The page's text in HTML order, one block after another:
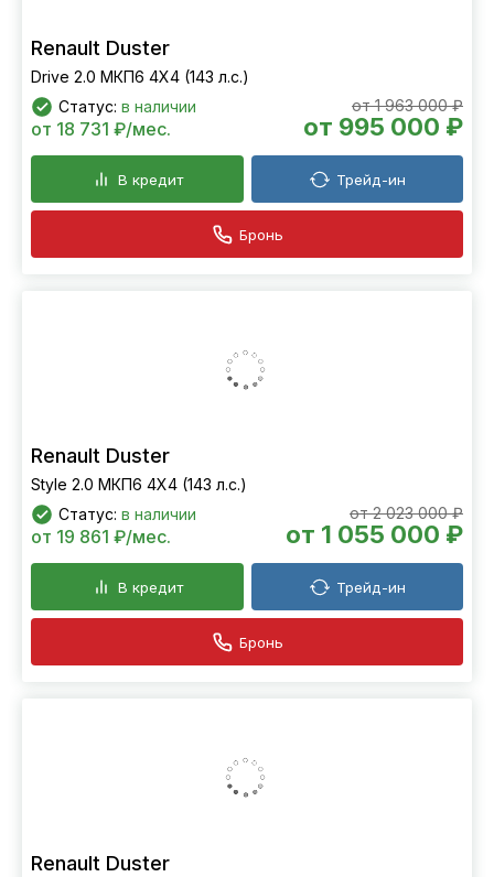
Renault Duster
Drive 2.0 МКП6 4Х4 (143 л.с.)
Статус: в наличии от 1 963 000 ₽
от 995 000 ₽
от 18 731 ₽/мес.
В кредит Трейд-ин
Бронь
Renault Duster
Style 2.0 МКП6 4Х4 (143 л.с.)
Статус: в наличии от 2 023 000 ₽
от 1 055 000 ₽
от 19 861 ₽/мес.
В кредит Трейд-ин
Бронь
Renault Duster